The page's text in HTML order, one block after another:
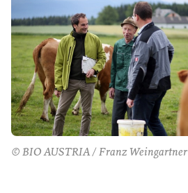
© BIO AUSTRIA / Franz Weingartner